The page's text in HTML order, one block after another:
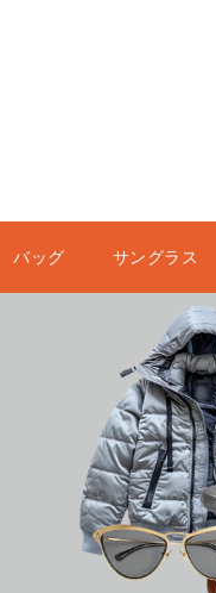
バッグ サングラス